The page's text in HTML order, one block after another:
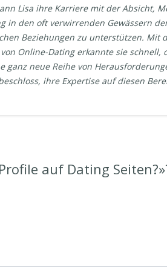
Lisa ihre Karriere mit der Absicht,
in den oft verwirrenden Gewässern
Beziehungen zu unterstützen. Mit
Online-Dating erkannte sie schnell,
ganz neue Reihe von
ihre Expertise auf diesen
auf Dating